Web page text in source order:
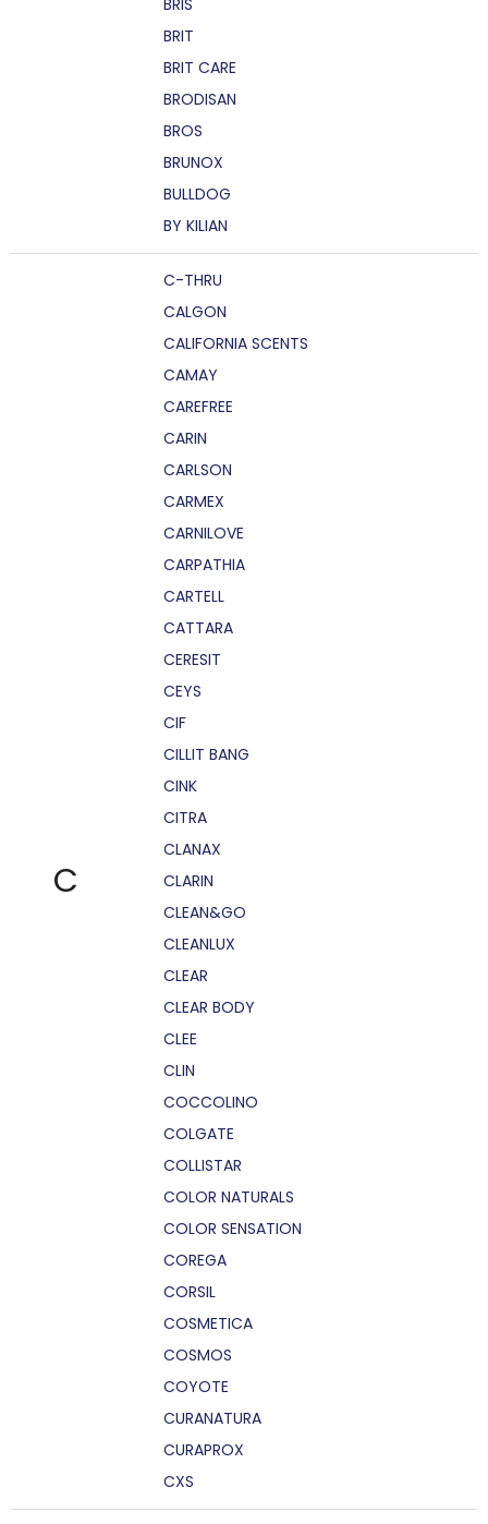
BRIS
BRIT
BRIT CARE
BRODISAN
BROS
BRUNOX
BULLDOG
BY KILIAN
C
C-THRU
CALGON
CALIFORNIA SCENTS
CAMAY
CAREFREE
CARIN
CARLSON
CARMEX
CARNILOVE
CARPATHIA
CARTELL
CATTARA
CERESIT
CEYS
CIF
CILLIT BANG
CINK
CITRA
CLANAX
CLARIN
CLEAN&GO
CLEANLUX
CLEAR
CLEAR BODY
CLEE
CLIN
COCCOLINO
COLGATE
COLLISTAR
COLOR NATURALS
COLOR SENSATION
COREGA
CORSIL
COSMETICA
COSMOS
COYOTE
CURANATURA
CURAPROX
CXS